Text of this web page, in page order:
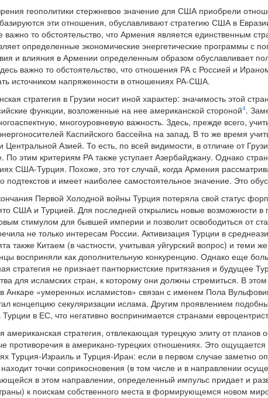
геополитики стержневое значение для США приобрели
эти отношения, обуславливают стратегию США в
важно то обстоятельство, что Армения является единственным
определенные экономические энергетические программы с
и влияния в Армении определенным образом обуславливает
важно то обстоятельство, что отношения РА с Россией и
источником напряженности в отношениях РА-США.
стратегия в Грузии носит иной характер: значимость этой
функции, возложенные на нее американской стороной4.
многоуровневую важность. Здесь, прежде всего,
Каспийского бассейна на запад. В то же время
Центральной Азией. То есть, по всей видимости, в отличие от
По этим критериям РА также уступает Азербайджану. Однако
США-Турция. Похоже, это тот случай, когда Армения
подтекстов и имеет наиболее самостоятельное значение. Это
Первой Холодной войны Турция потеряла свой статус
США и Турцией. Для последней открылись новые возможности в
стимулом для бывшей империи и позволит освободиться от
не только интересам России. Активизация Турции в
также Китаем (в частности, учитывая уйгурский вопрос) и теми
восприняли как дополнительную конкуренцию. Однако еще
стратегия не признает пантюркистские притязания и будущее
для исламских стран, к которому они должны стремиться. В
в Анкаре «умеренных исламистов» связан с именем Пола
концепцию секуляризации ислама. Другим проявлением
Турции в ЕС, что негативно воспринимается странами
американская стратегия, отвлекающая турецкую элиту от
противоречия в американо-турецких отношениях. Это
Турция-Израиль и Турция-Иран: если в первом случае заметно
находит точки соприкосновения (в том числе и в направлении
в этом направлении, определенный импульс придает и
к поискам собственного места в формирующемся новом